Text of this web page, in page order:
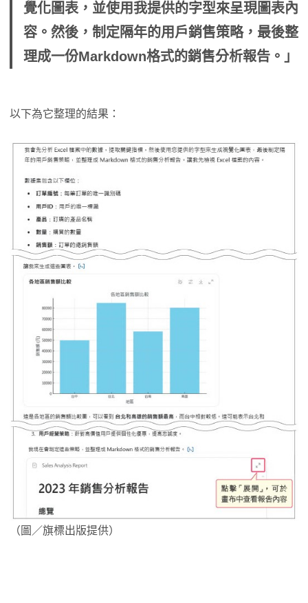
覺化圖表，並使用我提供的字型來呈現圖表內
容。然後，制定隔年的用戶銷售策略，最後整
理成一份Markdown格式的銷售分析報告。」
以下為它整理的結果：
（圖／旗標出版提供）